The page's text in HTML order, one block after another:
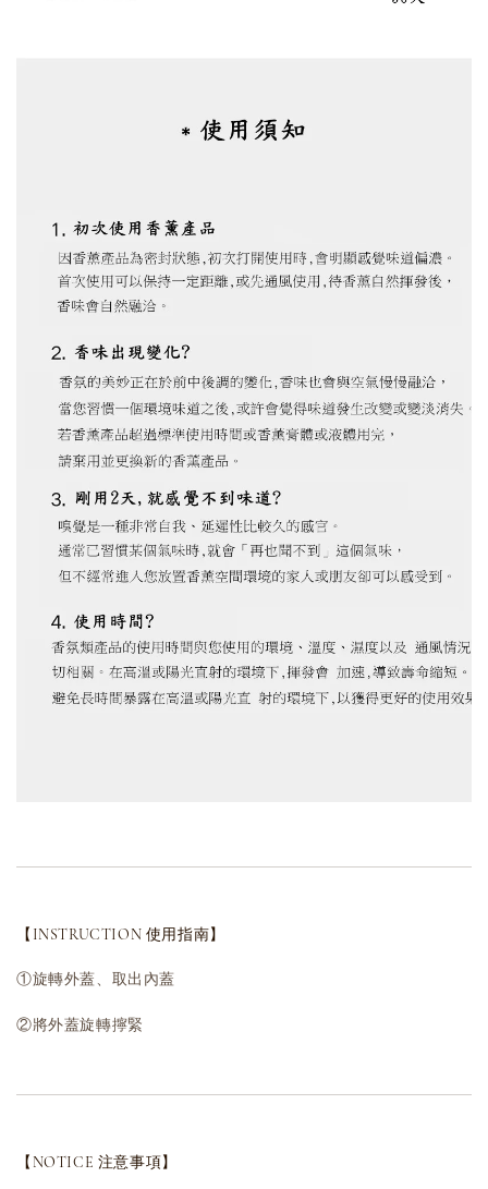
【INSTRUCTION 使用指南】
①旋轉外蓋、取出內蓋
②將外蓋旋轉擰緊
【NOTICE 注意事項】